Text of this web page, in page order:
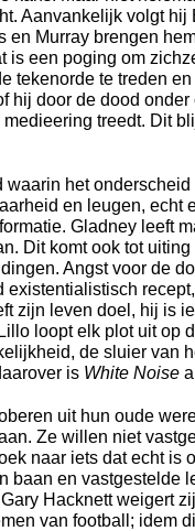
Aanvankelijk volgt hij
en Murray brengen
is een poging om
tekenorde te treden
hij door de dood onder
treedt. Dit
het
en leugen, echt
Gladney leeft
Dit komt ook tot uiting
Angst voor de
zijn leven doel, hij is
loopt elk plot uit op
de sluier van
is White Noise
uit hun oude
Ze willen niet
naar iets dat echt is
baan en vastgestelde
Hacknett weigert
van football; idem